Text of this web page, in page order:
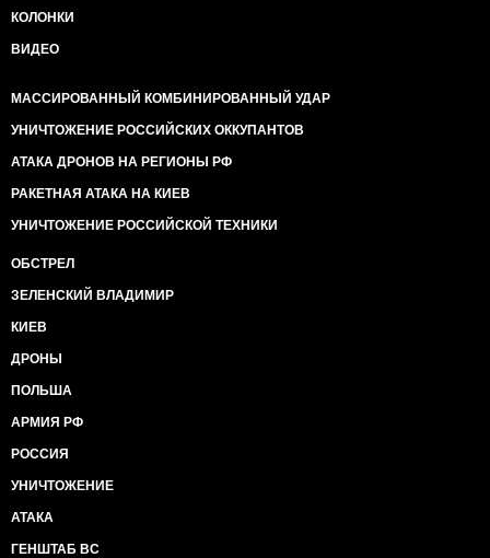
КОЛОНКИ
ВИДЕО
МАССИРОВАННЫЙ КОМБИНИРОВАННЫЙ УДАР
УНИЧТОЖЕНИЕ РОССИЙСКИХ ОККУПАНТОВ
АТАКА ДРОНОВ НА РЕГИОНЫ РФ
РАКЕТНАЯ АТАКА НА КИЕВ
УНИЧТОЖЕНИЕ РОССИЙСКОЙ ТЕХНИКИ
ОБСТРЕЛ
ЗЕЛЕНСКИЙ ВЛАДИМИР
КИЕВ
ДРОНЫ
ПОЛЬША
АРМИЯ РФ
РОССИЯ
УНИЧТОЖЕНИЕ
АТАКА
ГЕНШТАБ ВС